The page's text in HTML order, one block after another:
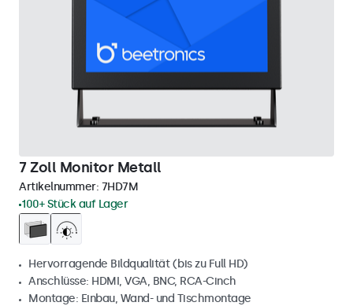
7 Zoll Monitor Metall
Artikelnummer: 7HD7M
100+ Stück auf Lager
Hervorragende Bildqualität (bis zu Full HD)
Anschlüsse: HDMI, VGA, BNC, RCA-Cinch
Montage: Einbau, Wand- und Tischmontage